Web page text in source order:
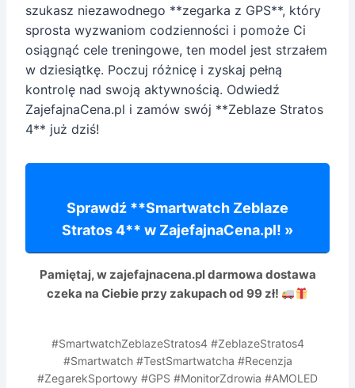
szukasz niezawodnego **zegarka z GPS**, który
sprosta wyzwaniom codzienności i pomoże Ci
osiągnąć cele treningowe, ten model jest strzałem
w dziesiątkę. Poczuj różnicę i zyskaj pełną
kontrolę nad swoją aktywnością. Odwiedź
ZajefajnaCena.pl i zamów swój **Zeblaze Stratos
4** już dziś!
Sprawdź **Smartwatch Zeblaze
Stratos 4** w ZajefajnaCena.pl! »
Pamiętaj, w zajefajnacena.pldarmowa dostawa
czeka na Ciebie przy zakupach od 99 zł!
#SmartwatchZeblazeStratos4 #ZeblazeStratos4
#Smartwatch #TestSmartwatcha #Recenzja
#ZegarekSportowy #GPS #MonitorZdrowia #AMOLED